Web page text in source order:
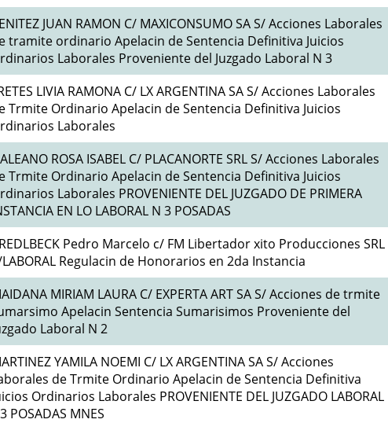
JUAN RAMON C/ MAXICONSUMO SA S/ Acciones Laborales
tramite ordinario Apelacin de Sentencia Definitiva Juicios
Laborales Proveniente del Juzgado Laboral N 3
LIVIA RAMONA C/ LX ARGENTINA SA S/ Acciones Laborales
Trmite Ordinario Apelacin de Sentencia Definitiva Juicios
Laborales
ROSA ISABEL C/ PLACANORTE SRL S/ Acciones Laborales
Trmite Ordinario Apelacin de Sentencia Definitiva Juicios
Laborales PROVENIENTE DEL JUZGADO DE PRIMERA
EN LO LABORAL N 3 POSADAS
Pedro Marcelo c/ FM Libertador xito Producciones SRL
Regulacin de Honorarios en 2da Instancia
MIRIAM LAURA C/ EXPERTA ART SA S/ Acciones de trmite
Apelacin Sentencia Sumarisimos Proveniente del
Laboral N 2
YAMILA NOEMI C/ LX ARGENTINA SA S/ Acciones
de Trmite Ordinario Apelacin de Sentencia Definitiva
Ordinarios Laborales PROVENIENTE DEL JUZGADO LABORAL
POSADAS MNES